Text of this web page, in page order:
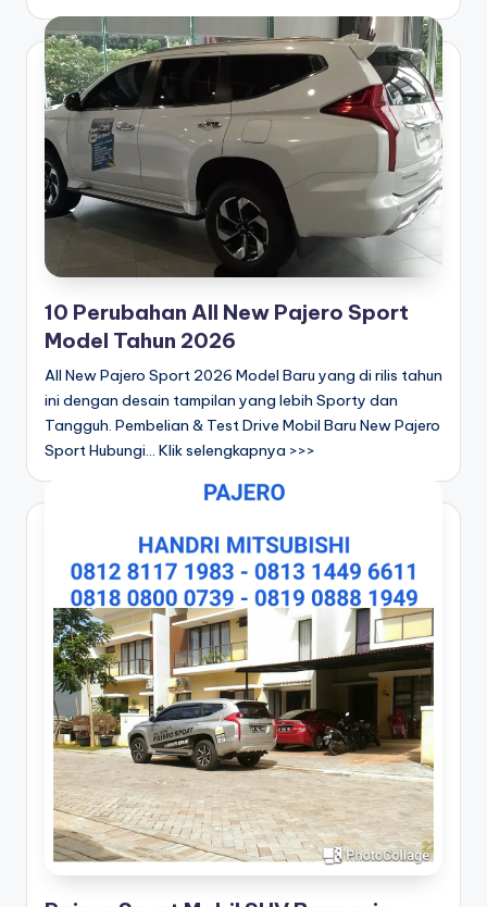
10 Perubahan All New Pajero Sport
Model Tahun 2026
All New Pajero Sport 2026 Model Baru yang di rilis tahun
ini dengan desain tampilan yang lebih Sporty dan
Tangguh. Pembelian & Test Drive Mobil Baru New Pajero
Sport Hubungi... Klik selengkapnya >>>